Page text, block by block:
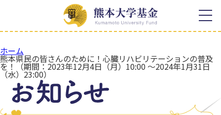
ホーム
熊本県民の皆さんのために！心臓リハビリテーションの普及
を！（期間：2023年12月4日（月）10:00 〜2024年1月31日
（水）23:00）
お知らせ
熊本大学基金について
学長メッセージ
熊本大学基金の概要
寄附のご案内
寄附の特典
寄附者様への顕彰
税制上の優遇措置